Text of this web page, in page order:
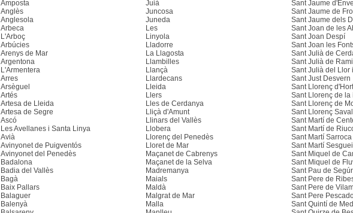
Amposta
Anglès
Anglesola
Arbeca
L'Arboç
Arbúcies
Arenys de Mar
Argentona
L'Armentera
Arres
Arsèguel
Artés
Artesa de Lleida
Artesa de Segre
Ascó
Les Avellanes i Santa Linya
Avià
Avinyonet de Puigventós
Avinyonet del Penedès
Badalona
Badia del Vallès
Bagà
Baix Pallars
Balaguer
Balenyà
Juià
Juncosa
Juneda
Les
Linyola
Lladorre
La Llagosta
Llambilles
Llançà
Llardecans
Lleida
Llers
Lles de Cerdanya
Lliçà d'Amunt
Llinars del Vallès
Llobera
Llorenç del Penedès
Lloret de Mar
Maçanet de Cabrenys
Maçanet de la Selva
Madremanya
Maials
Maldà
Malgrat de Mar
Malla
Sant Jaume
Sant Jaume de
Sant Jaume dels
Sant Joan de les
Sant Joan Despí
Sant Joan les
Sant Julià de
Sant Julià de
Sant Julià del Llor
Sant Just Desvern
Sant Llorenç
Sant Llorenç de la
Sant Llorenç de
Sant Llorenç Savall
Sant Martí de
Sant Martí de
Sant Martí Sarroca
Sant Martí
Sant Miquel de
Sant Miquel de
Sant Pau de
Sant Pere de
Sant Pere de
Sant Pere
Sant Quintí de